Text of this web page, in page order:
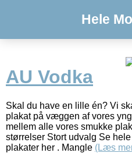
Hele
AU Vodka
Skal du have en lille én? Vi
plakat på væggen af vores
mellem alle vores smukke
størrelser Stort udvalg Se
plakater her . Mangle (Læs